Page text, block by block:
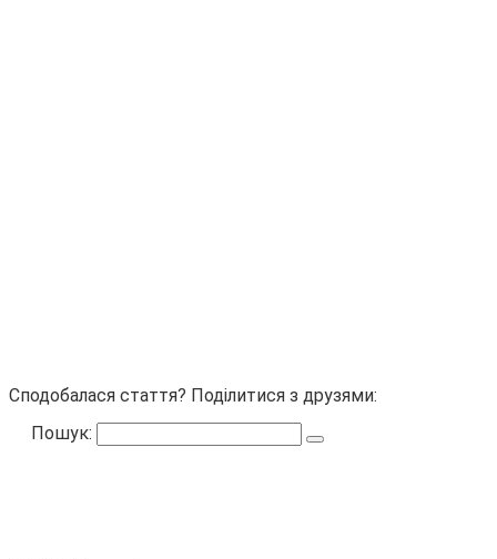
Сподобалася стаття? Поділитися з друзями:
Пошук: